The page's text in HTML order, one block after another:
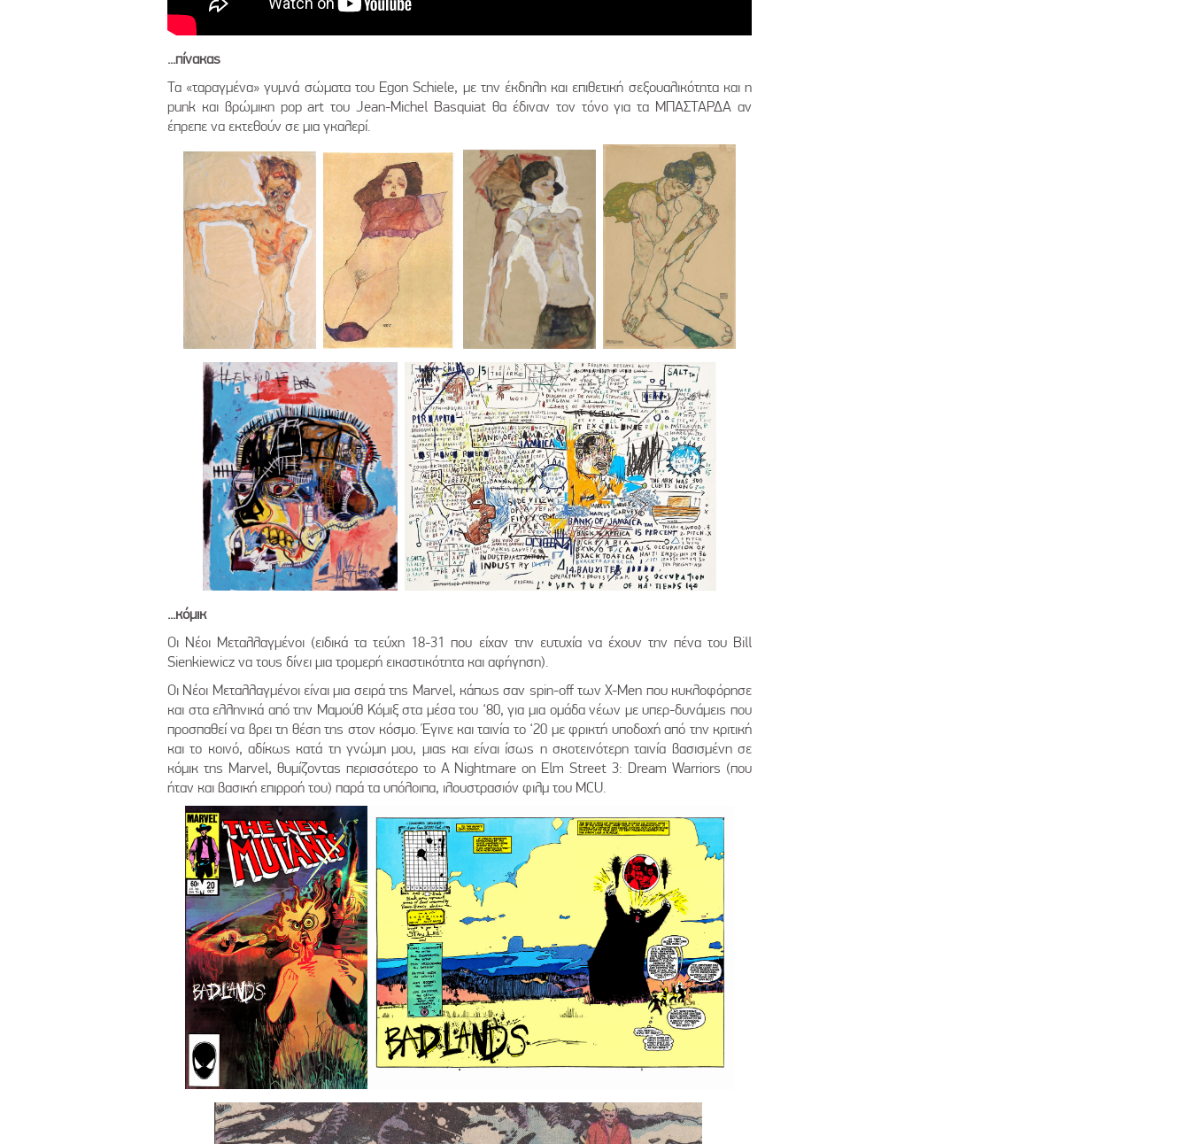
...πίνακας
Τα «ταραγμένα» γυμνά σώματα του Egon Schiele, με την έκδηλη και επιθετική σεξουαλικότητα και η
punk και βρώμικη pop art του Jean-Michel Basquiat θα έδιναν τον τόνο για τα ΜΠΑΣΤΑΡΔΑ αν
έπρεπε να εκτεθούν σε μια γκαλερί.
...κόμικ
Οι Νέοι Μεταλλαγμένοι (ειδικά τα τεύχη 18-31 που είχαν την ευτυχία να έχουν την πένα του Bill
Sienkiewicz να τους δίνει μια τρομερή εικαστικότητα και αφήγηση).
Οι Νέοι Μεταλλαγμένοι είναι μια σειρά της Marvel, κάπως σαν spin-off των X-Men που κυκλοφόρησε
και στα ελληνικά από την Μαμούθ Κόμιξ στα μέσα του ‘80, για μια ομάδα νέων με υπερ-δυνάμεις που
προσπαθεί να βρει τη θέση της στον κόσμο. Έγινε και ταινία το ‘20 με φρικτή υποδοχή από την κριτική
και το κοινό, αδίκως κατά τη γνώμη μου, μιας και είναι ίσως η σκοτεινότερη ταινία βασισμένη σε
κόμικ της Marvel, θυμίζοντας περισσότερο το A Nightmare on Elm Street 3: Dream Warriors (που
ήταν και βασική επιρροή του) παρά τα υπόλοιπα, ιλουστρασιόν φιλμ του MCU.